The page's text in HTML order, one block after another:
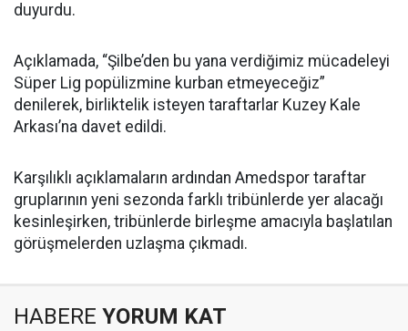
duyurdu.
Açıklamada, “Şilbe’den bu yana verdiğimiz mücadeleyi
Süper Lig popülizmine kurban etmeyeceğiz”
denilerek, birliktelik isteyen taraftarlar Kuzey Kale
Arkası’na davet edildi.
Karşılıklı açıklamaların ardından Amedspor taraftar
gruplarının yeni sezonda farklı tribünlerde yer alacağı
kesinleşirken, tribünlerde birleşme amacıyla başlatılan
görüşmelerden uzlaşma çıkmadı.
HABERE YORUM KAT